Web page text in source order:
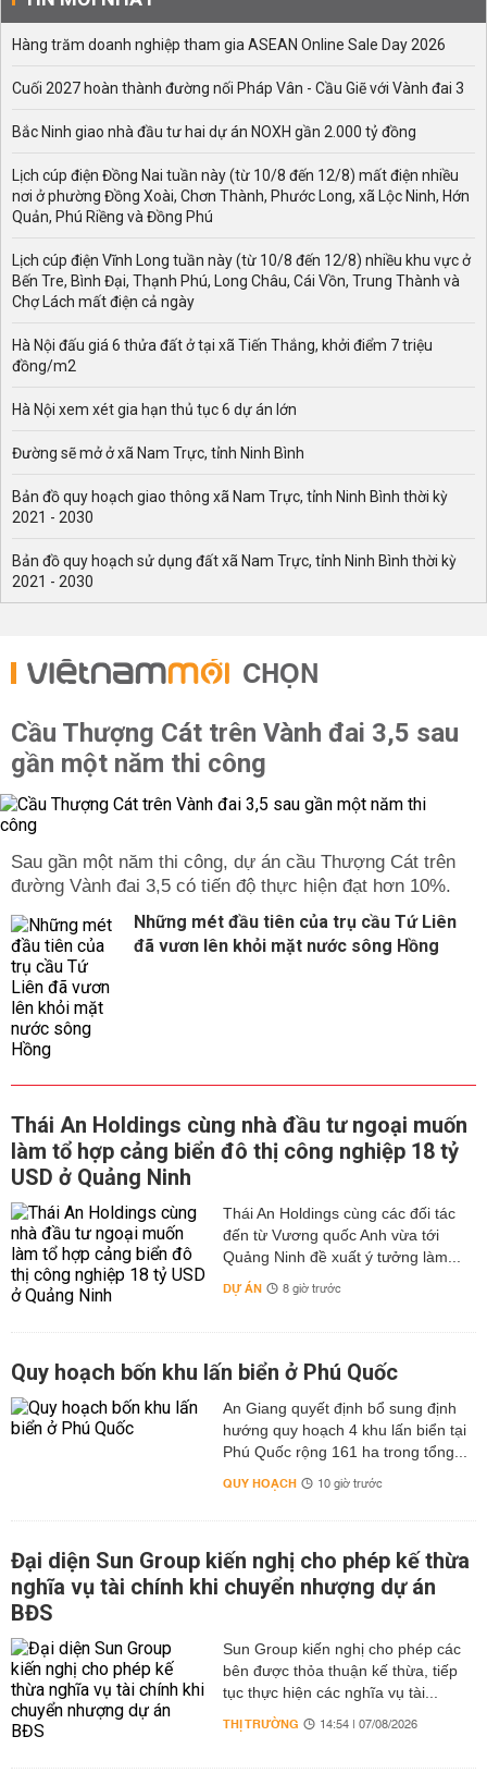
Hàng trăm doanh nghiệp tham gia ASEAN Online Sale Day 2026
Cuối 2027 hoàn thành đường nối Pháp Vân - Cầu Giẽ với Vành đai 3
Bắc Ninh giao nhà đầu tư hai dự án NOXH gần 2.000 tỷ đồng
Lịch cúp điện Đồng Nai tuần này (từ 10/8 đến 12/8) mất điện nhiều
nơi ở phường Đồng Xoài, Chơn Thành, Phước Long, xã Lộc Ninh, Hớn
Quản, Phú Riềng và Đồng Phú
Lịch cúp điện Vĩnh Long tuần này (từ 10/8 đến 12/8) nhiều khu vực ở
Bến Tre, Bình Đại, Thạnh Phú, Long Châu, Cái Vồn, Trung Thành và
Chợ Lách mất điện cả ngày
Hà Nội đấu giá 6 thửa đất ở tại xã Tiến Thắng, khởi điểm 7 triệu
đồng/m2
Hà Nội xem xét gia hạn thủ tục 6 dự án lớn
Đường sẽ mở ở xã Nam Trực, tỉnh Ninh Bình
Bản đồ quy hoạch giao thông xã Nam Trực, tỉnh Ninh Bình thời kỳ
2021 - 2030
Bản đồ quy hoạch sử dụng đất xã Nam Trực, tỉnh Ninh Bình thời kỳ
2021 - 2030
CHỌN
Cầu Thượng Cát trên Vành đai 3,5 sau
gần một năm thi công
Sau gần một năm thi công, dự án cầu Thượng Cát trên
đường Vành đai 3,5 có tiến độ thực hiện đạt hơn 10%.
Những mét đầu tiên của trụ cầu Tứ Liên
đã vươn lên khỏi mặt nước sông Hồng
Thái An Holdings cùng nhà đầu tư ngoại muốn
làm tổ hợp cảng biển đô thị công nghiệp 18 tỷ
USD ở Quảng Ninh
Thái An Holdings cùng các đối tác
đến từ Vương quốc Anh vừa tới
Quảng Ninh đề xuất ý tưởng làm...
DỰ ÁN 8 giờ trước
Quy hoạch bốn khu lấn biển ở Phú Quốc
An Giang quyết định bổ sung định
hướng quy hoạch 4 khu lấn biển tại
Phú Quốc rộng 161 ha trong tổng...
QUY HOẠCH 10 giờ trước
Đại diện Sun Group kiến nghị cho phép kế thừa
nghĩa vụ tài chính khi chuyển nhượng dự án
BĐS
Sun Group kiến nghị cho phép các
bên được thỏa thuận kế thừa, tiếp
tục thực hiện các nghĩa vụ tài...
THỊ TRƯỜNG 14:54 | 07/08/2026